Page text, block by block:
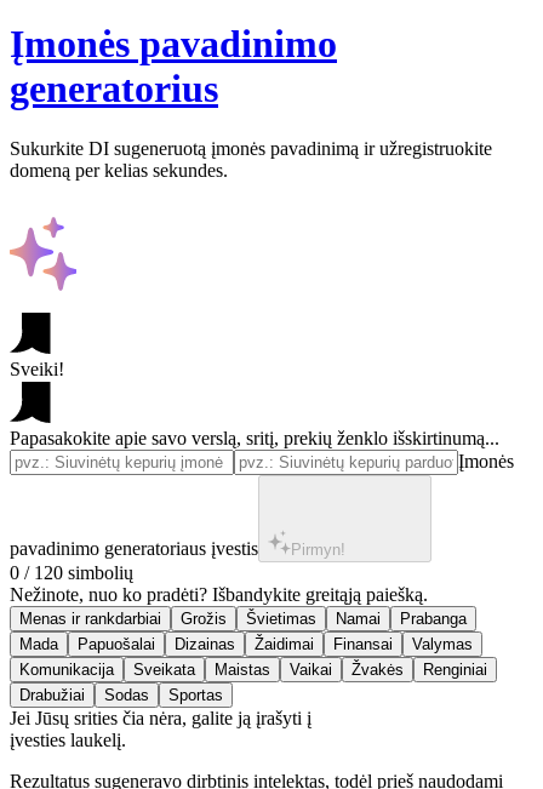
Įmonės pavadinimo
generatorius
Sukurkite DI sugeneruotą įmonės pavadinimą ir užregistruokite
domeną per kelias sekundes.
Sveiki!
Papasakokite apie savo verslą, sritį, prekių ženklo išskirtinumą...
Įmonės
pavadinimo generatoriaus įvestis Pirmyn!
0 / 120 simbolių
Nežinote, nuo ko pradėti? Išbandykite greitąją paiešką.
Jei Jūsų srities čia nėra, galite ją įrašyti į
įvesties laukelį.
Rezultatus sugeneravo dirbtinis intelektas, todėl prieš naudodami